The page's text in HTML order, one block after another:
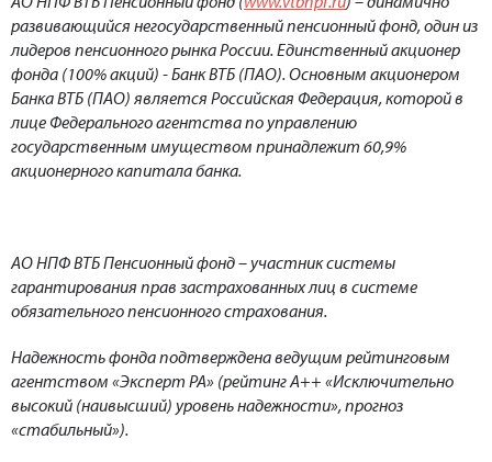
развивающийся негосударственный пенсионный фонд, один из
лидеров пенсионного рынка России. Единственный акционер
фонда (100% акций) - Банк ВТБ (ПАО). Основным акционером
Банка ВТБ (ПАО) является Российская Федерация, которой в
лице Федерального агентства по управлению
государственным имуществом принадлежит 60,9%
акционерного капитала банка.
АО НПФ ВТБ Пенсионный фонд – участник системы
гарантирования прав застрахованных лиц в системе
обязательного пенсионного страхования.
Надежность фонда подтверждена ведущим рейтинговым
агентством «Эксперт РА» (рейтинг А++ «Исключительно
высокий (наивысший) уровень надежности», прогноз
«стабильный»).